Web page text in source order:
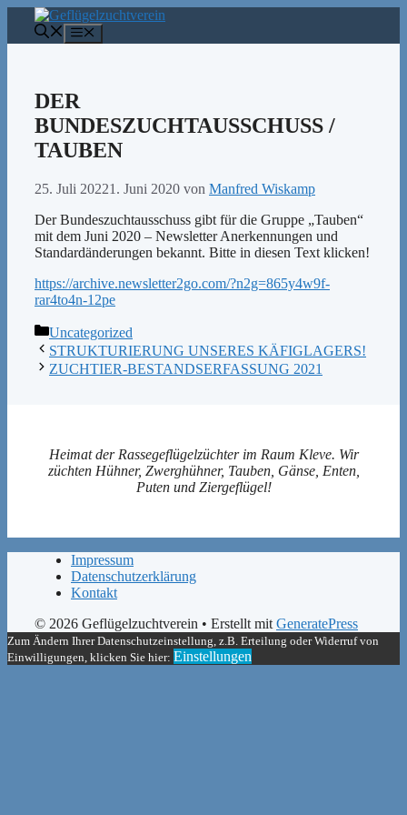
Inhalt
springen
DER
BUNDESZUCHTAUSSCHUSS /
TAUBEN
25. Juli 20221. Juni 2020 von Manfred Wiskamp
Der Bundeszuchtausschuss gibt für die Gruppe „Tauben“
mit dem Juni 2020 – Newsletter Anerkennungen und
Standardänderungen bekannt. Bitte in diesen Text klicken!
https://archive.newsletter2go.com/?n2g=865y4w9f-
rar4to4n-12pe
Kategorien
Uncategorized
STRUKTURIERUNG UNSERES KÄFIGLAGERS!
ZUCHTIER-BESTANDSERFASSUNG 2021
Heimat der Rassegeflügelzüchter im Raum Kleve. Wir
züchten Hühner, Zwerghühner, Tauben, Gänse, Enten,
Puten und Ziergeflügel!
Impressum
Datenschutzerklärung
Kontakt
© 2026 Geflügelzuchtverein • Erstellt mit GeneratePress
Zum Ändern Ihrer Datenschutzeinstellung, z.B. Erteilung oder Widerruf von
Einwilligungen, klicken Sie hier: Einstellungen